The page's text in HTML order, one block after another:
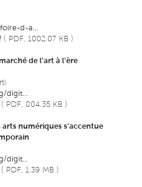
d-a...
( PDF, 1002.07 KB )
de l'art à l'ère
digit...
( PDF, 804.35 KB )
arts numériques s'accentue
digit...
( PDF, 1.39 MB )